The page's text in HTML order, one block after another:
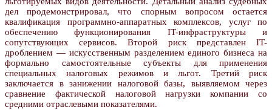
дел продемонстрировал, что спорным вопросом остается
квалификация программно-аппаратных комплексов, услуг по
обеспечению функционирования IT-инфраструктуры и
сопутствующих сервисов. Второй риск представлен IT-
дроблением — искусственным разделением единого бизнеса на
формально самостоятельные субъекты для применения
специальных налоговых режимов и льгот. Третий риск
заключается в занижении налоговой базы, выявляемом через
сравнение фактической налоговой нагрузки компании со
средними отраслевыми показателями.